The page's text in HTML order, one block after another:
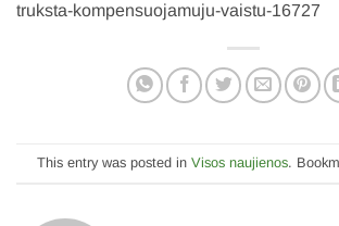
truksta-kompensuojamuju-vaistu-16727
This entry was posted in Visos naujienos.